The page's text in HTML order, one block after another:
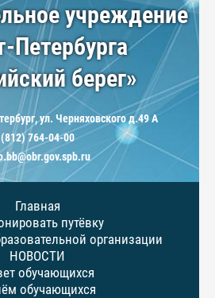
учреждение
Петербурга
берег»
ул. Черняховского д.49 А
(812) 764-04-00
Главная
путёвку
организации
НОВОСТИ
обучающихся
обучающихся